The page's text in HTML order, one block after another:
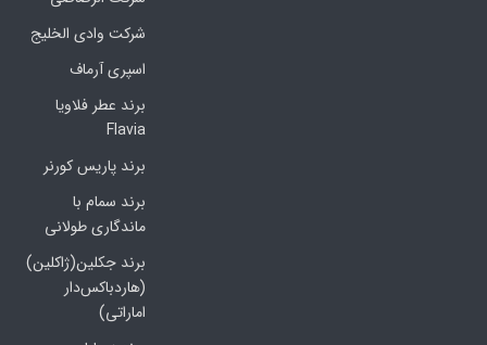
شرکت وادی الخلیج
اسپری آرماف
برند عطر فلاویا
Flavia
برند پاریس کورنر
برند سمام با
ماندگاری طولانی
برند جکلین(ژاکلین)
(هاردباکس‌دار
اماراتی)